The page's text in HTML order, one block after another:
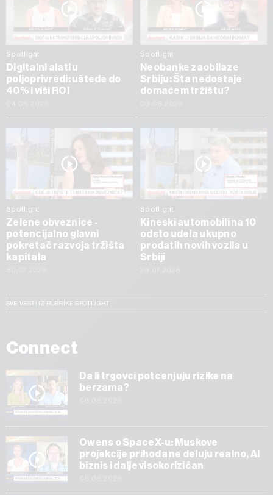
Spotlight
Digitalni alati u
poljoprivredi: uštede do
40% i viši ROI
Spotlight
Neobanke zaobilaze
Srbiju: Šta nedostaje
domaćem tržištu?
Spotlight
Zelene obveznice -
potencijalno glavni
pokretač razvoja tržišta
kapitala
Spotlight
Kineski automobili na 10
odsto udela ukupno
prodatih novih vozila u
Srbiji
SVE VESTI IZ RUBRIKE SPOTLIGHT
Connect
Da li trgovci potcenjuju rizike na
berzama?
Owens o SpaceX-u: Muskove
projekcije prihoda ne deluju realno, AI
biznis i dalje visokorizičan